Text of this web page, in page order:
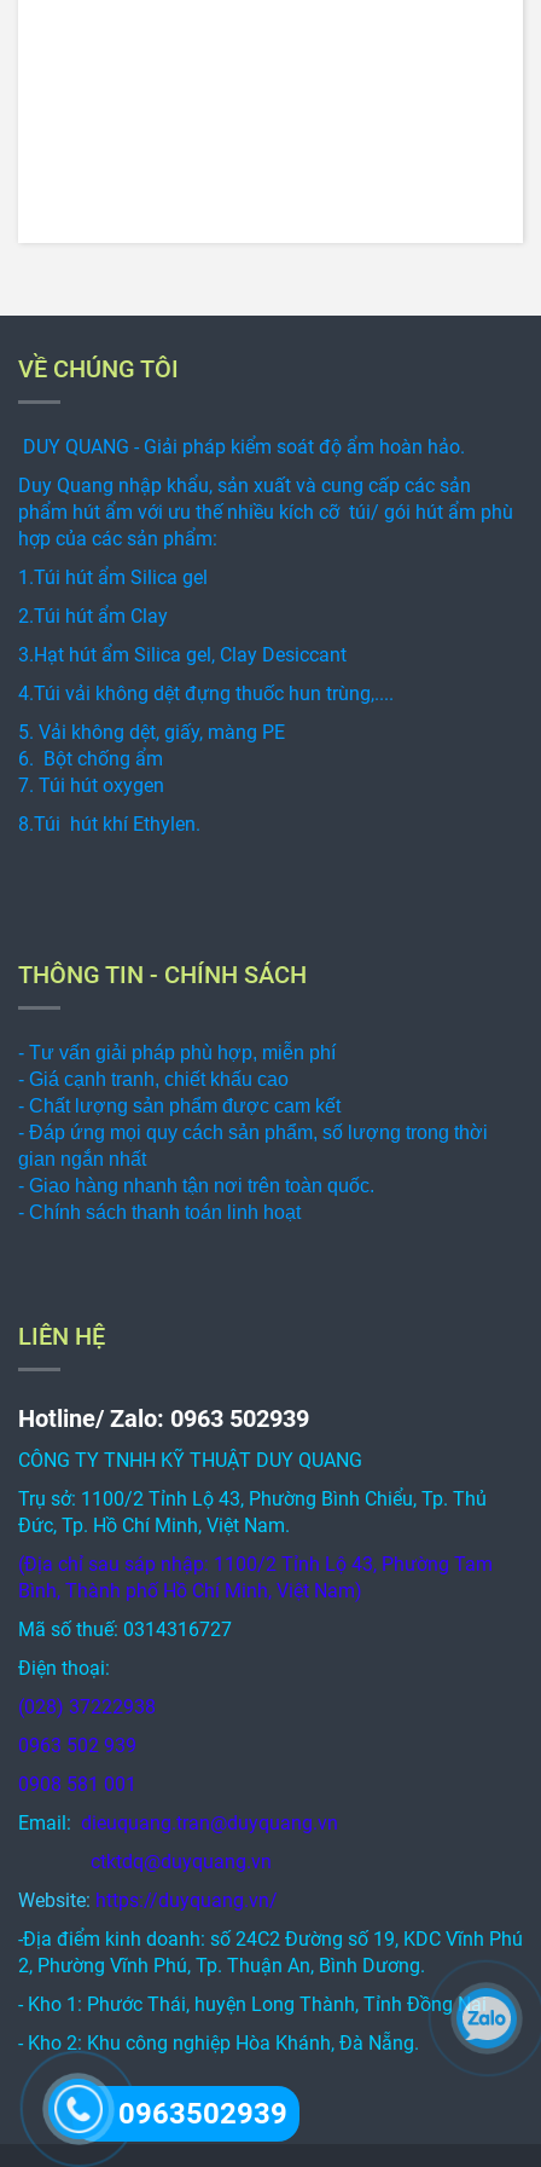
VỀ CHÚNG TÔI
DUY QUANG - Giải pháp kiểm soát độ ẩm hoàn hảo.
Duy Quang nhập khẩu, sản xuất và cung cấp các sản
phẩm hút ẩm với ưu thế nhiều kích cỡ túi/ gói hút ẩm phù
hợp của các sản phẩm:
1.Túi hút ẩm Silica gel
2.Túi hút ẩm Clay
3.Hạt hút ẩm Silica gel, Clay Desiccant
4.Túi vải không dệt đựng thuốc hun trùng,....
5. Vải không dệt, giấy, màng PE
6. Bột chống ẩm
7. Túi hút oxygen
8.Túi hút khí Ethylen.
THÔNG TIN - CHÍNH SÁCH
- Tư vấn giải pháp phù hợp, miễn phí
- Giá cạnh tranh, chiết khấu cao
- Chất lượng sản phẩm được cam kết
- Đáp ứng mọi quy cách sản phẩm, số lượng trong thời
gian ngắn nhất
- Giao hàng nhanh tận nơi trên toàn quốc.
- Chính sách thanh toán linh hoạt
LIÊN HỆ
Hotline/ Zalo: 0963 502939
CÔNG TY TNHH KỸ THUẬT DUY QUANG
Trụ sở: 1100/2 Tỉnh Lộ 43, Phường Bình Chiểu, Tp. Thủ
Đức, Tp. Hồ Chí Minh, Việt Nam.
(Địa chỉ sau sáp nhập: 1100/2 Tỉnh Lộ 43, Phường Tam
Bình, Thành phố Hồ Chí Minh, Việt Nam)
Mã số thuế: 0314316727
Điện thoại:
(028) 37222938
0963 502 939
0908 581 001
Email: dieuquang.tran@duyquang.vn
ctktdq@duyquang.vn
Website: https://duyquang.vn/
-Địa điểm kinh doanh: số 24C2 Đường số 19, KDC Vĩnh Phú
2, Phường Vĩnh Phú, Tp. Thuận An, Bình Dương.
- Kho 1: Phước Thái, huyện Long Thành, Tỉnh Đồng Nai
- Kho 2: Khu công nghiệp Hòa Khánh, Đà Nẵng.
0963502939